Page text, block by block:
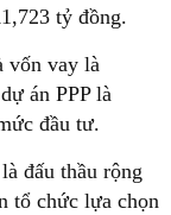
tỷ đồng.
vốn vay là
án PPP là
đầu tư.
đấu thầu rộng
tổ chức lựa chọn